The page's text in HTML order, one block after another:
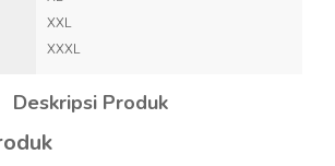
XXL
XXXL
Deskripsi Produk